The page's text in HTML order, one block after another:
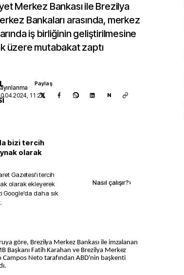
Merkez Bankası ile Brezilya
Bankaları arasında, merkez
iş birliğinin geliştirilmesine
üzere mutabakat zaptı
11:28
Paylaş
N
bizi tercih
olarak
Gazetesi'i tercih
olarak ekleyerek
Google'da daha sık
Nasıl çalışır?›
göre, Brezilya Merkez Bankası ile imzalanan
Başkanı Fatih Karahan ve Brezilya Merkez
Campos Neto tarafından ABD'nin başkenti